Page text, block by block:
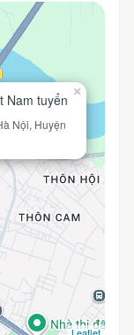
Nam tuyển
Nội, Huyện
×